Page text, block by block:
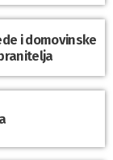
i domovinske